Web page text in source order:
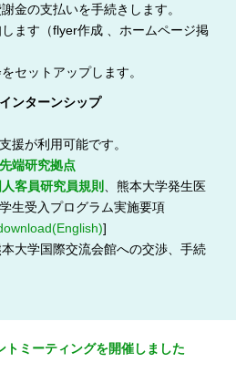
色
用
クス
ス
金の支払いを手続きします。
ます（flyer作成 、ホームページ掲
セットアップします。
ンターンシップ
援が利用可能です。
端研究拠点
客員研究員規則
、熊本大学発生医
生受入プログラム実施要項
]
大学国際交流会館への交渉、手続
トミーティングを開催しました